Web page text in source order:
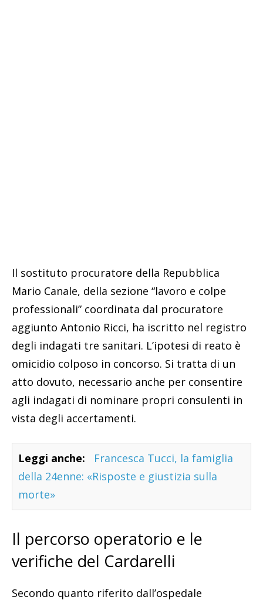
Il sostituto procuratore della Repubblica
Mario Canale, della sezione “lavoro e colpe
professionali” coordinata dal procuratore
aggiunto Antonio Ricci, ha iscritto nel registro
degli indagati tre sanitari. L’ipotesi di reato è
omicidio colposo in concorso. Si tratta di un
atto dovuto, necessario anche per consentire
agli indagati di nominare propri consulenti in
vista degli accertamenti.
Leggi anche:
Francesca Tucci, la famiglia
della 24enne: «Risposte e giustizia sulla
morte»
Il percorso operatorio e le
verifiche del Cardarelli
Secondo quanto riferito dall’ospedale